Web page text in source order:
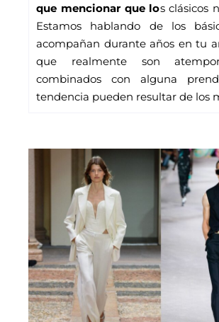
que mencionar que los clásicos
Estamos hablando de los
acompañan durante años en tu
que realmente son
combinados con alguna
tendencia pueden resultar de los